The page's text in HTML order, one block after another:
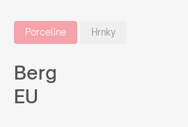
Porceline Hrnky
Berg
EU